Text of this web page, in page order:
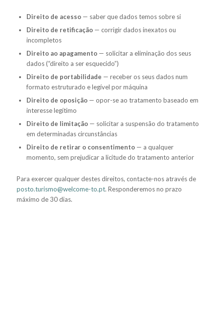
Direito de acesso— saber que dados temos sobre si
Direito de retificação— corrigir dados inexatos ou
incompletos
Direito ao apagamento— solicitar a eliminação dos seus
dados (“direito a ser esquecido”)
Direito de portabilidade — receber os seus dados num
formato estruturado e legível por máquina
Direito de oposição— opor-se ao tratamento baseado em
interesse legítimo
Direito de limitação— solicitar a suspensão do tratamento
em determinadas circunstâncias
Direito de retirar o consentimento— a qualquer
momento, sem prejudicar a licitude do tratamento anterior
Para exercer qualquer destes direitos, contacte-nos através de
posto.turismo@welcome-to.pt. Responderemos no prazo
máximo de 30 dias.